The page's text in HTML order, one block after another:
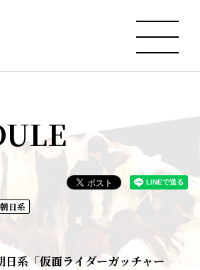
日系
日系「仮面ライダーガッチャー